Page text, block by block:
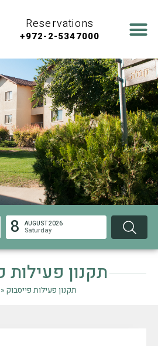
Reservations
+972-2-5347000
8 AUGUST 2026
Saturday
תקנון פעילות
תקנון פעילות פייסבוק